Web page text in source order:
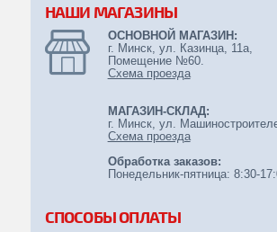
Шланги, трубки и рвд
Насосы шестеренчатые (нш)
Противопожарное оборудование
НАШИ МАГАЗИНЫ
ОСНОВНОЙ МАГАЗИН:
г. Минск, ул. Казинца, 11а,
Помещение №60.
Схема проезда
МАГАЗИН-СКЛАД:
г. Минск, ул.
Схема проезда
Обработка заказов:
Понедельник-пятница: 8:30-
СПОСОБЫ ОПЛАТЫ